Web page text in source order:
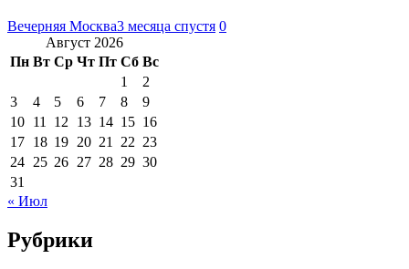
Вечерняя Москва3 месяца спустя 0
Август 2026
Пн Вт Ср Чт Пт Сб Вс
1
2
3
4 5 6 7 8
9
10 11 12 13 14 15 16
17 18 19 20 21 22 23
24 25 26 27 28 29 30
31
« Июл
Рубрики